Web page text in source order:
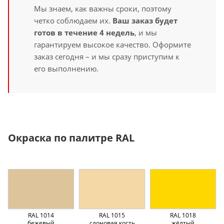
Мы знаем, как важны сроки, поэтому
четко соблюдаем их. Ваш заказ будет
готов в течение 4 недель, и мы
гарантируем высокое качество. Оформите
заказ сегодня – и мы сразу приступим к
его выполнению.
Окраска по палитре RAL
RAL 1014
RAL 1015
RAL 1018